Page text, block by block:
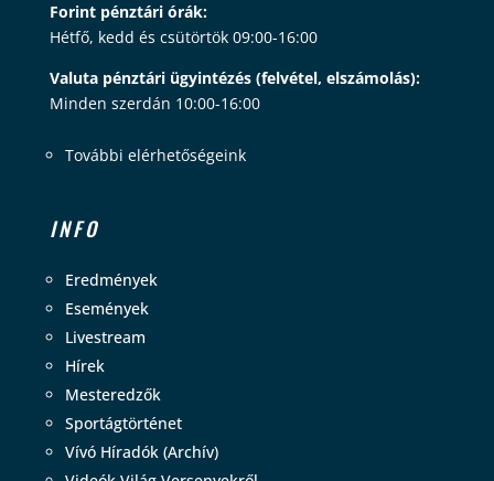
Forint pénztári órák:
Hétfő, kedd és csütörtök 09:00-16:00
Valuta pénztári ügyintézés (felvétel, elszámolás):
Minden szerdán 10:00-16:00
További elérhetőségeink
INFO
Eredmények
Események
Livestream
Hírek
Mesteredzők
Sportágtörténet
Vívó Híradók (Archív)